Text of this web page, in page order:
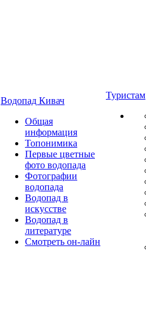
Водопад Кивач
Общая
информация
Топонимика
Первые цветные
фото водопада
Фотографии
водопада
Водопад в
искусстве
Водопад в
литературе
Смотреть он-лайн
Туристам